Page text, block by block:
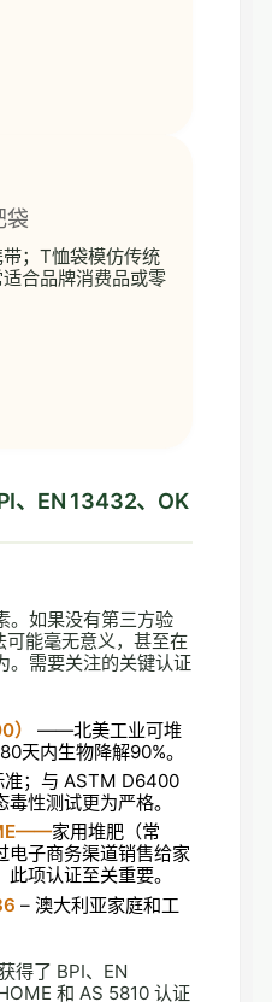
袋
；T恤袋模仿传统
合品牌消费品或零
、EN 13432、OK
。如果没有第三方验
可能毫无意义，甚至在
。需要关注的关键认证
——北美工业可堆
天内生物降解90%。
；与 ASTM D6400
性测试更为严格。
家用堆肥（常
电子商务渠道销售给家
项认证至关重要。
– 澳大利亚家庭和工
得了 BPI、EN
和 AS 5810 认证